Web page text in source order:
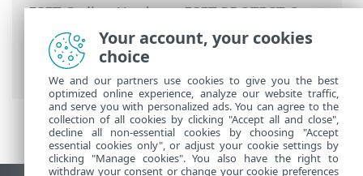
ESET Online Yardım>ESET PROTECT On-
Prem> Başlayın>ESET Management
Agent Dağıtımı> Uzaktan dağıtım
veya SCCM kullanarak Agent dağıtımı
Your account, your cookies
choice
We and our partners use cookies to give you the best
optimized online experience, analyze our website traffic,
and serve you with personalized ads. You can agree to the
collection of all cookies by clicking "Accept all and close",
decline all non-essential cookies by choosing "Accept
essential cookies only", or adjust your cookie settings by
clicking "Manage cookies". You also have the right to
withdraw your consent or change your cookie preferences